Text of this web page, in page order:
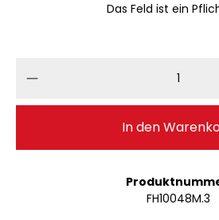
Das Feld ist ein
Produkt Anzahl: Gib
In den
FH10048M.3